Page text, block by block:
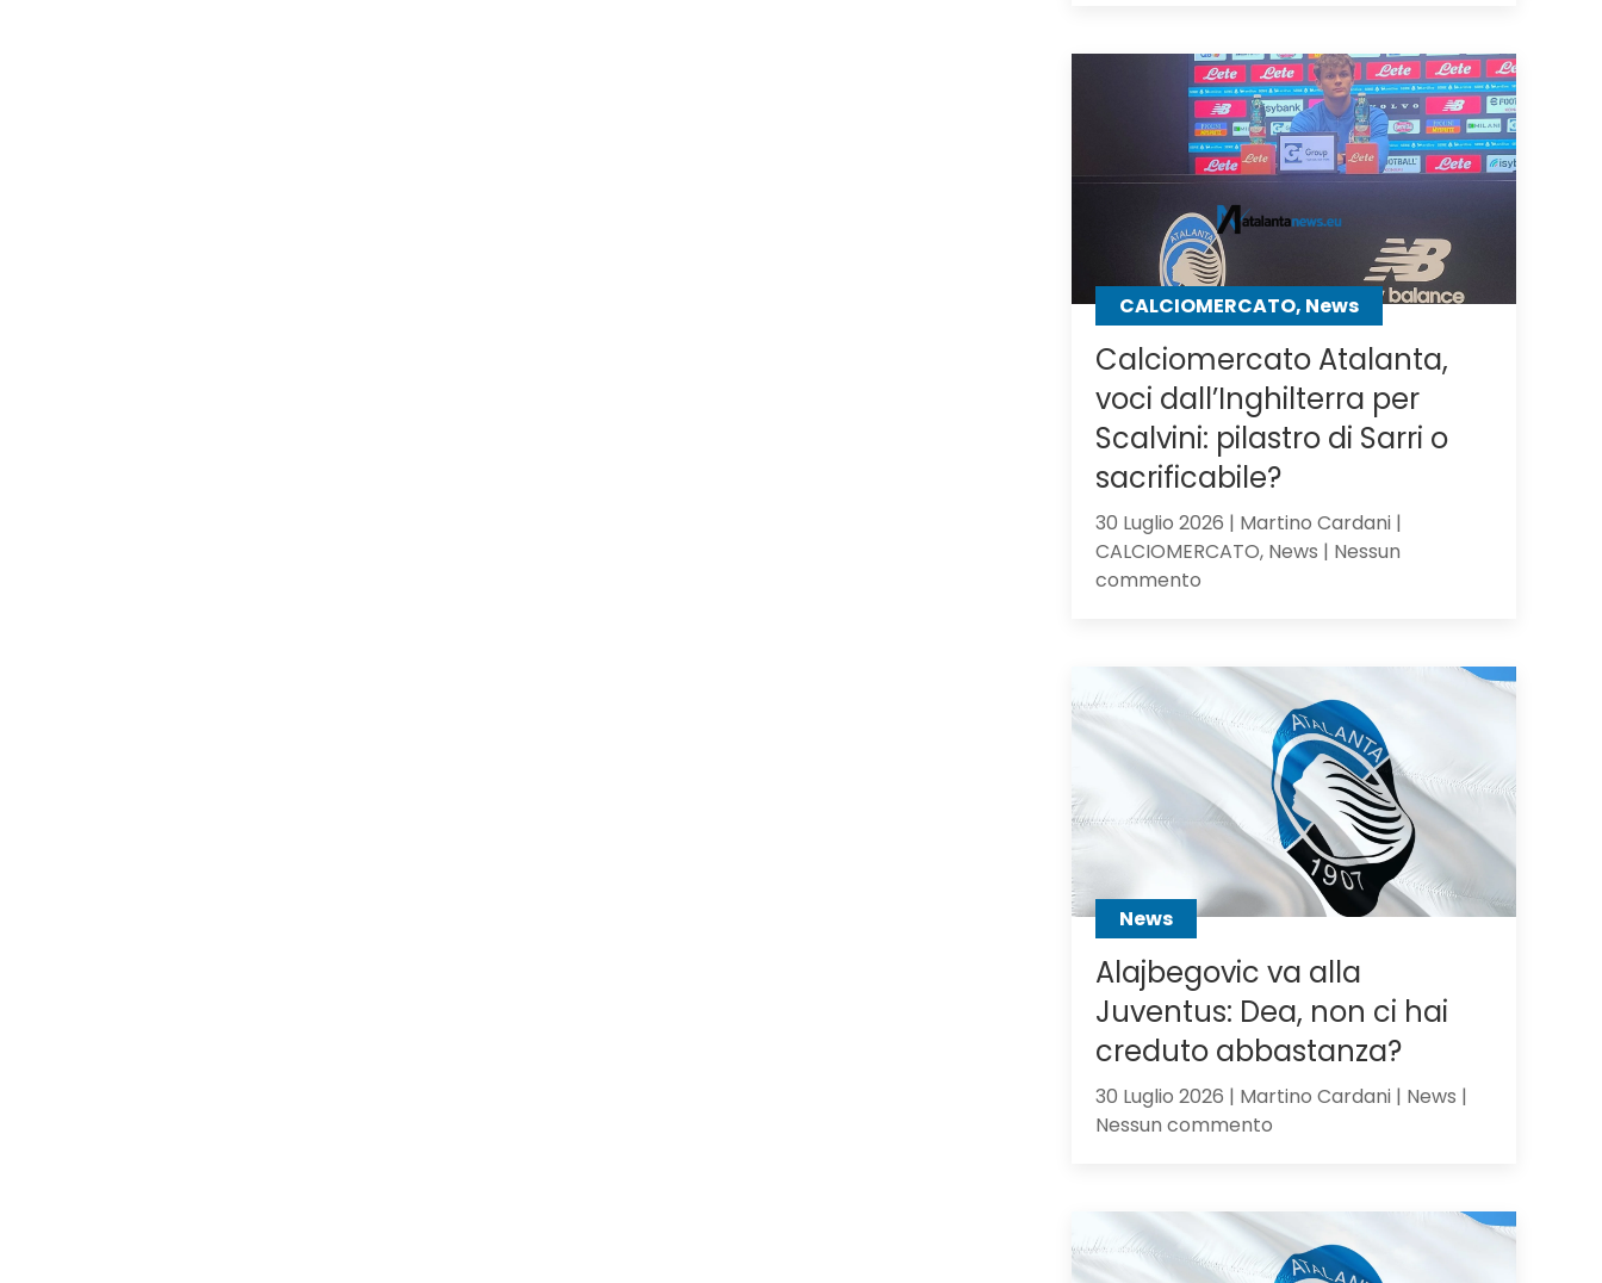
il
Milan,
su
Samardzic,
offre
CALCIOMERCATO, News
Calciomercato Atalanta,
voci dall’Inghilterra per
Scalvini: pilastro di Sarri o
sacrificabile?
30 Luglio 2026 | Martino Cardani |
CALCIOMERCATO, News | Nessun
commentosu
voci
dall’Inghilterra
per
Scalvini:
pilastro
di
Sarri
o
sacrificabile?
News
Alajbegovic va alla
Juventus: Dea, non ci hai
creduto abbastanza?
30 Luglio 2026 | Martino Cardani | News |
Nessun commentosu
alla
Juventus:
Dea,